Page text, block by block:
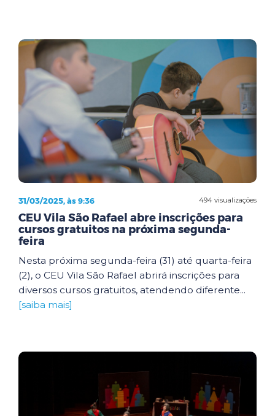
494 visualizações
31/03/2025, às 9:36
CEU Vila São Rafael abre inscrições para
cursos gratuitos na próxima segunda-
feira
Nesta próxima segunda-feira (31) até quarta-feira
(2), o CEU Vila São Rafael abrirá inscrições para
diversos cursos gratuitos, atendendo diferente...
[saiba mais]